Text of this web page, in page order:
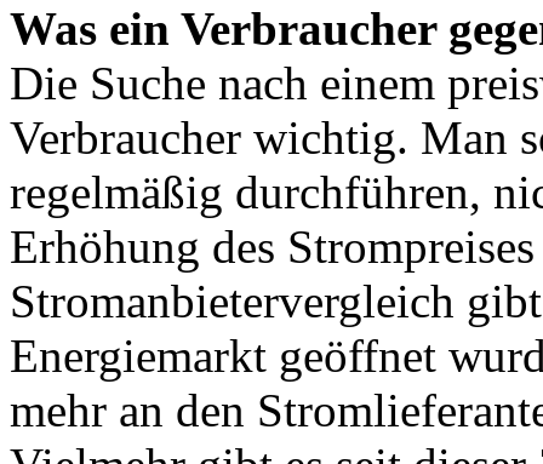
Was ein Verbraucher
Die Suche nach einem
Verbraucher wichtig. Man
regelmäßig durchführen,
Erhöhung des
Stromanbietervergleich
Energiemarkt geöffnet
mehr an den